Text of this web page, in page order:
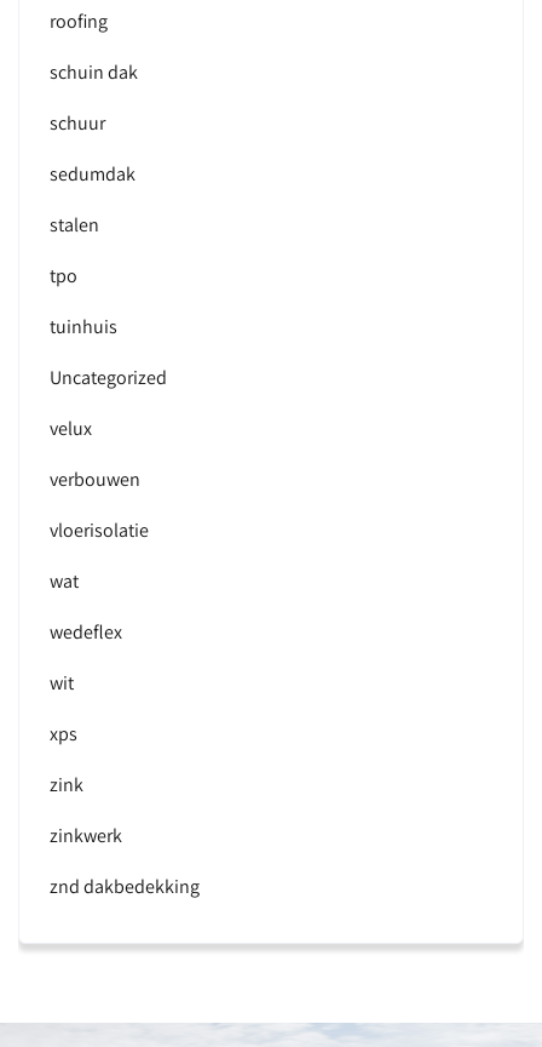
roofing
schuin dak
schuur
sedumdak
stalen
tpo
tuinhuis
Uncategorized
velux
verbouwen
vloerisolatie
wat
wedeflex
wit
xps
zink
zinkwerk
znd dakbedekking